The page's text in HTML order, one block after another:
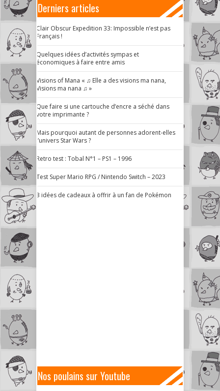
Derniers articles
Clair Obscur Expedition 33: Impossible n’est pas
Français !
Quelques idées d’activités sympas et
économiques à faire entre amis
Visions of Mana « ♫ Elle a des visions ma nana,
Visions ma nana ♫ »
Que faire si une cartouche d’encre a séché dans
votre imprimante ?
Mais pourquoi autant de personnes adorent-elles
l’univers Star Wars ?
Retro test : Tobal N°1 – PS1 – 1996
Test Super Mario RPG / Nintendo Switch – 2023
3 idées de cadeaux à offrir à un fan de Pokémon
Nos poulains sur Youtube